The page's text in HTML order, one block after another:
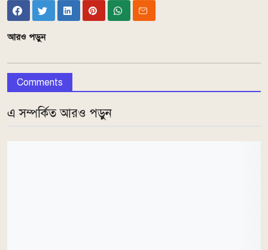
আরও পড়ুন
Comments
এ সম্পর্কিত আরও পড়ুন